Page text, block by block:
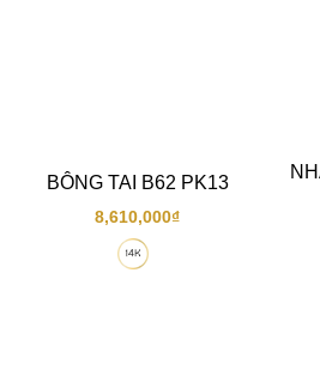
BÔNG TAI B62 PK13
8,610,000₫